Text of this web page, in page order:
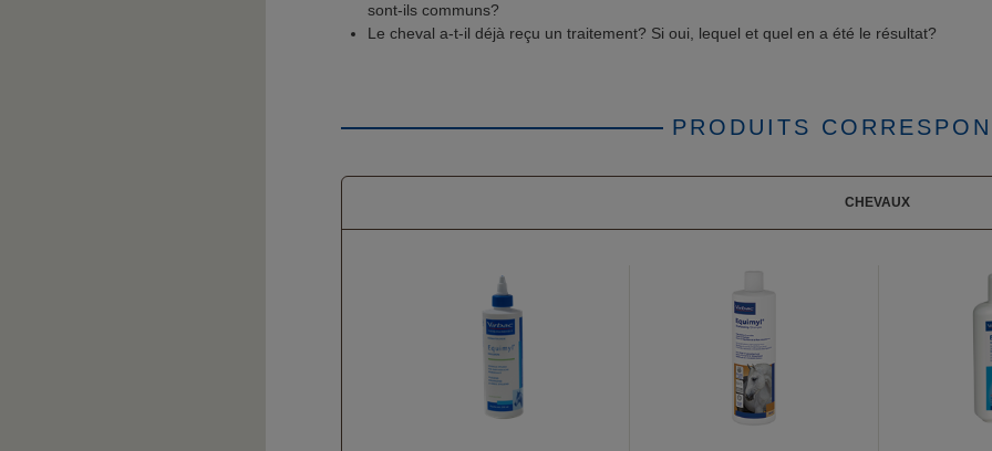
sont-ils communs?
Le cheval a-t-il déjà reçu un traitement? Si oui, lequel et quel en a été le résultat?
PRODUITS
CHEVAUX